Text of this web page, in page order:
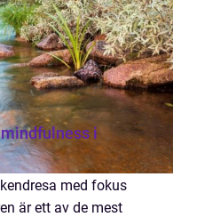
i
med fokus
är ett av de mest